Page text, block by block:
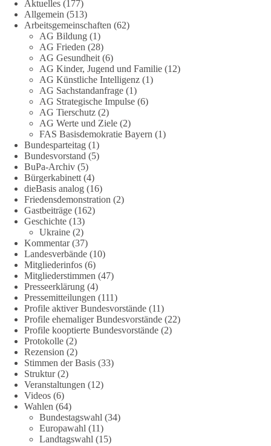
Eine demokratische Gesellschaft lebt nicht davon, unbequeme
Fragen zu vermeiden. Sie lebt davon, Fragen offen zu stellen
und transparent zu beantworten.
dieBasis fordert deshalb weiterhin eine unabhängige,
vollständige und transparente Aufarbeitung der Corona-Politik.
Ohne Denkverbote, ohne Vorverurteilungen und ohne Tabus.
Quellen: https://apnews.com/article/fauci-diaries-covid-origins-
rand-paul-6b25da9f75a0becbaf2886ab22643e67
https://www.tichyseinblick.de/kolumnen/aus-aller-welt/usa-
tagebuch-fauci-corona-impfung/
#dieBasis #Corona #Aufarbeitung
#Vertrauen
36 60
DieBasis
2 Tage(n) zuvor
🕊 Wir wollen den Krieg mit Russland nicht!
Am 20. Juni 2026 fand in Berlin am Brandenburger Tor die
Demonstration mit dem Motto „Russland ist nicht unser
Feind“ statt.
Hier ein Auszug aus der Rede von der
Bundestagsabgeordneten Sevim Dağdelen (BSW).
„Wir müssen Nein sagen zu diesem stinkenden
Revanchismus!“
Aktuelles (177)
Allgemein (513)
Arbeitsgemeinschaften (62)
AG Bildung (1)
AG Frieden (28)
AG Gesundheit (6)
AG Kinder, Jugend und Familie (12)
AG Künstliche Intelligenz (1)
AG Sachstandanfrage (1)
AG Strategische Impulse (6)
AG Tierschutz (2)
AG Werte und Ziele (2)
FAS Basisdemokratie Bayern (1)
Bundesparteitag (1)
Bundesvorstand (5)
BuPa-Archiv (5)
Bürgerkabinett (4)
dieBasis analog (16)
Friedensdemonstration (2)
Gastbeiträge (162)
Geschichte (13)
Ukraine (2)
Kommentar(37)
Landesverbände (10)
Mitgliederinfos (6)
Mitgliederstimmen (47)
Presseerklärung (4)
Pressemitteilungen (111)
Profile aktiver Bundesvorstände (11)
Profile ehemaliger Bundesvorstände (22)
Profile kooptierte Bundesvorstände (2)
Protokolle (2)
Rezension (2)
Stimmen der Basis (33)
Struktur(2)
Veranstaltungen (12)
Videos (6)
Wahlen (64)
Bundestagswahl (34)
Europawahl (11)
Landtagswahl (15)